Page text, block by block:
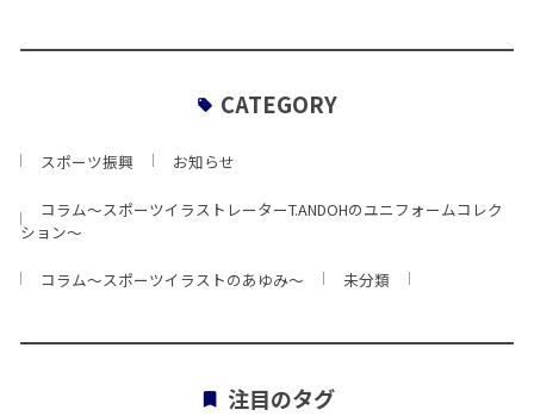
CATEGORY
スポーツ振興 お知らせ
コラム〜スポーツイラストレーターT.ANDOHのユニフォームコレク
ション〜
コラム〜スポーツイラストのあゆみ〜 未分類
注目のタグ